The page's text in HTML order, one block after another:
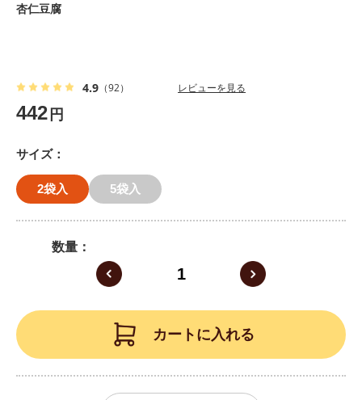
杏仁豆腐
4.9 （92） レビューを見る
442 円
サイズ
2袋入 5袋入
数量
カートに入れる